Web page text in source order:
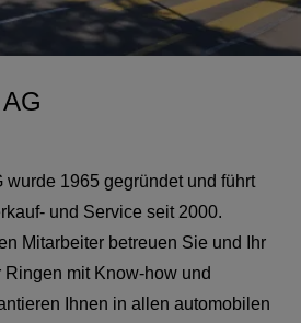
wurde 1965 gegründet und führt
und Service seit 2000.
Mitarbeiter betreuen Sie und Ihr
Ringen mit Know-how und
Ihnen in allen automobilen